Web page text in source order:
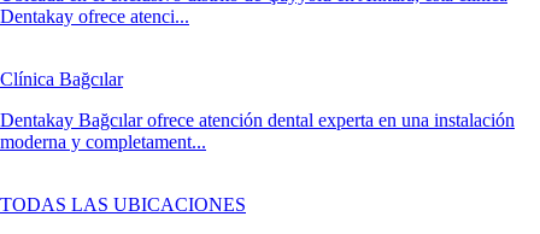
Dentakay ofrece atenci...
Clínica Bağcılar
Dentakay Bağcılar ofrece atención dental experta en una instalación
moderna y completament...
TODAS LAS UBICACIONES